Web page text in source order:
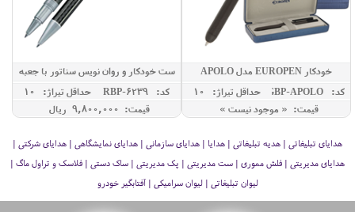
خودکار EUROPEN مدل APOLO
کد: GBP-APOLO
حداقل تيراژ: 10
قیمت: « موجود نیست »
ست خودکار و روان نویس سناتور با جعبه
کد: RBP-6239
حداقل تيراژ: 10
قیمت: 9,800,000 ريال
هدایای تبلیغاتی | هدیه تبلیغاتی | هدایا | هدایای سازمانی | هدایای نمایشگاهی | هدایای شرکتی |
هدایای مدیریتی | فلش مموری | ست مدیریتی | پک مدیریتی | ساک دستی | فلاسک و تراول ماگ |
لیوان تبلیغاتی | لیوان سرامیکی | آفتابگیر خودرو